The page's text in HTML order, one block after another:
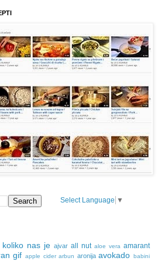
Select Language ▼
koliko nas je ajvar all nut aloe vera amarant
gif apple cider arbun aronija avokado babini